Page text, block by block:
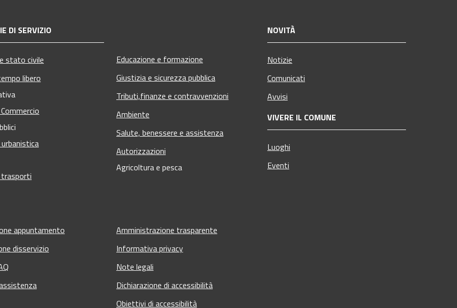
DI SERVIZIO
stato civile
libero
Educazione e formazione
Giustizia e sicurezza pubblica
Tributi,finanze e contravvenzioni
Ambiente
Salute, benessere e assistenza
Autorizzazioni
Agricoltura e pesca
NOVITÀ
Notizie
Comunicati
Avvisi
VIVERE IL COMUNE
Luoghi
Eventi
appuntamento
disservizio
Amministrazione trasparente
Informativa privacy
Note legali
Dichiarazione di accessibilità
Obiettivi di accessibilità